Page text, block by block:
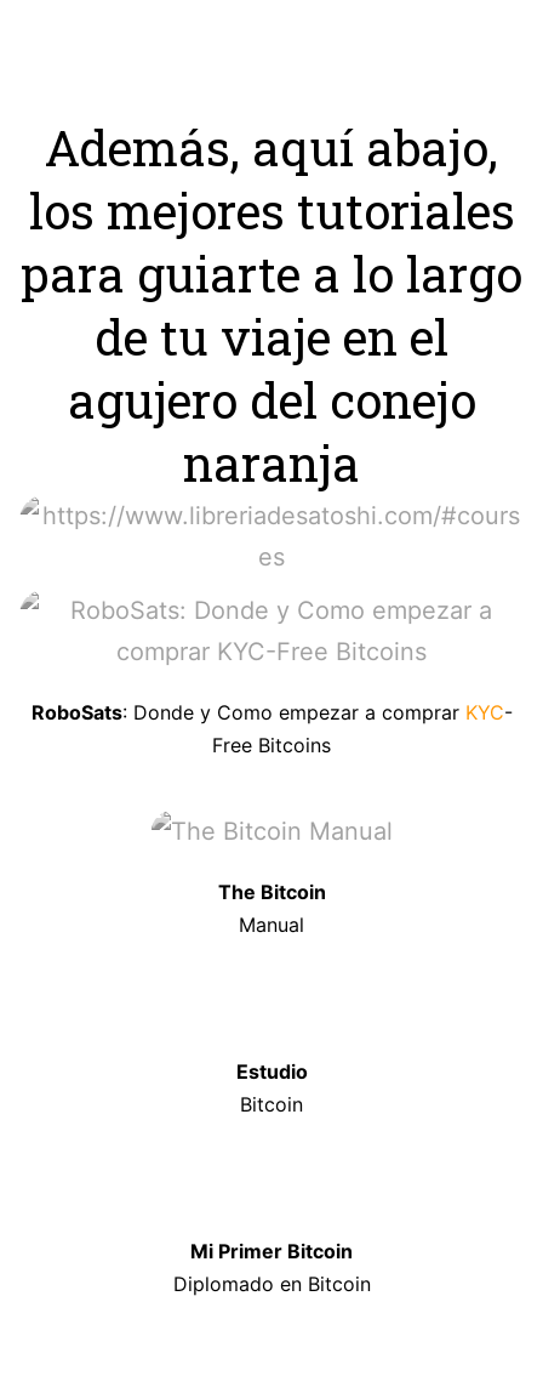
Además, aquí abajo,
los mejores tutoriales
para guiarte a lo largo
de tu viaje en el
agujero del conejo
naranja
RoboSats: Donde y Como empezar a comprar KYC-
Free Bitcoins
The Bitcoin
Manual
Estudio
Bitcoin
Mi Primer Bitcoin
Diplomado en Bitcoin